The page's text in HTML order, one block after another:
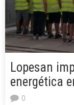
Lopesan
energética
0